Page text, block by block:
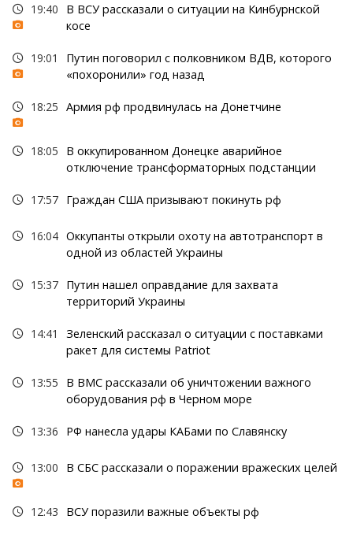
19:40
В ВСУ рассказали о ситуации на Кинбурнской
косе
19:01
Путин поговорил с полковником ВДВ, которого
«похоронили» год назад
18:25 Армия рф продвинулась на Донетчине
18:05
В оккупированном Донецке аварийное
отключение трансформаторных подстанции
17:57 Граждан США призывают покинуть рф
16:04 Оккупанты открыли охоту на автотранспорт в
одной из областей Украины
15:37 Путин нашел оправдание для захвата
территорий Украины
14:41
Зеленский рассказал о ситуации с поставками
ракет для системы Patriot
13:55
В ВМС рассказали об уничтожении важного
оборудования рф в Черном море
13:36 РФ нанесла удары КАБами по Славянску
13:00 В СБС рассказали о поражении вражеских целей
12:43 ВСУ поразили важные объекты рф